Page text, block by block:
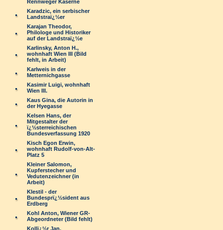
Rennweger Kaserne
Karadzic, ein serbischer
Landstraï¿½er
Karajan Theodor,
Philologe und Historiker
auf der Landstraï¿½e
Karlinsky, Anton H.,
wohnhaft Wien III (Bild
fehlt, in Arbeit)
Karlweis in der
Metternichgasse
Kasimir Luigi, wohnhaft
Wien III.
Kaus Gina, die Autorin in
der Hyegasse
Kelsen Hans, der
Mitgestalter der
ï¿½sterreichischen
Bundesverfassung 1920
Kisch Egon Erwin,
wohnhaft Rudolf-von-Alt-
Platz 5
Kleiner Salomon,
Kupferstecher und
Vedutenzeichner (in
Arbeit)
Klestil - der
Bundesprï¿½sident aus
Erdberg
Kohl Anton, Wiener GR-
Abgeordneter (Bild fehlt)
Kollï¿½r Jan,